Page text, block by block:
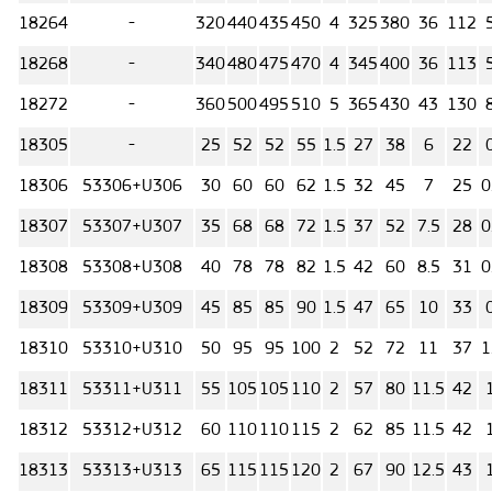
18264 - 320440435450 4 325380 36 112
18268 - 340480475470 4 345400 36 113
18272 - 360500495 510 5 365430 43 130
18305 - 25 52 52 55 1.5 27 38 6 22
18306 53306+U306 30 60 60 62 1.5 32 45 7 25
18307 53307+U307 35 68 68 72 1.5 37 52 7.5 28
18308 53308+U308 40 78 78 82 1.5 42 60 8.5 31
18309 53309+U309 45 85 85 90 1.5 47 65 10 33
18310 53310+U310 50 95 95 100 2 52 72 11 37
18311 53311+U311 55 105 105 110 2 57 80 11.5 42
18312 53312+U312 60 110110115 2 62 85 11.5 42
18313 53313+U313 65 115 115 120 2 67 90 12.5 43